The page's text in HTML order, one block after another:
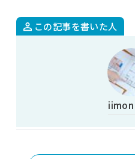
この記事を書いた人
iimon